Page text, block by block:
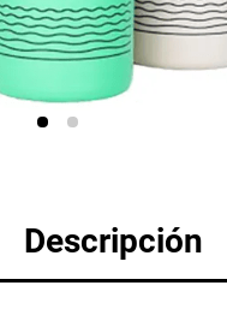
Descripción